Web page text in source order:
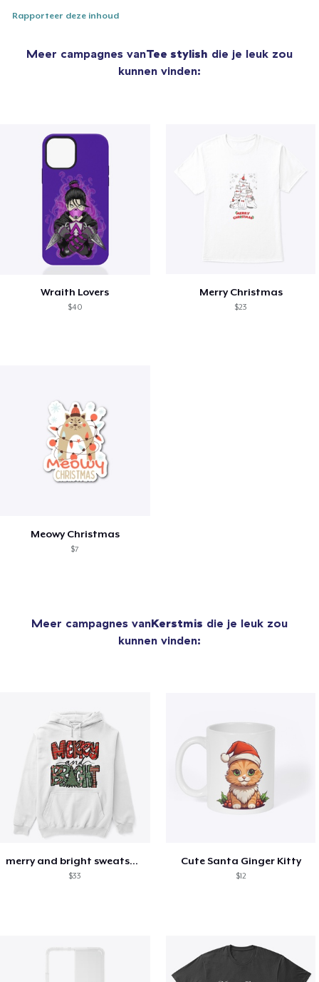
Rapporteer deze inhoud
Meer campagnes vanTee stylish die je leuk zou
kunnen vinden:
Wraith Lovers
$40
Merry Christmas
$23
Meowy Christmas
$7
Meer campagnes vanKerstmis die je leuk zou
kunnen vinden:
merry and bright sweatshirt christmas
$33
Cute Santa Ginger Kitty
$12